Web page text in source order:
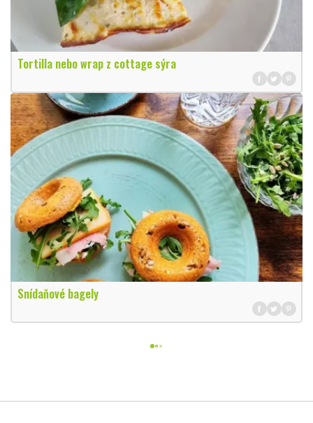
Tortilla nebo wrap z cottage sýra
Snídaňové bagely